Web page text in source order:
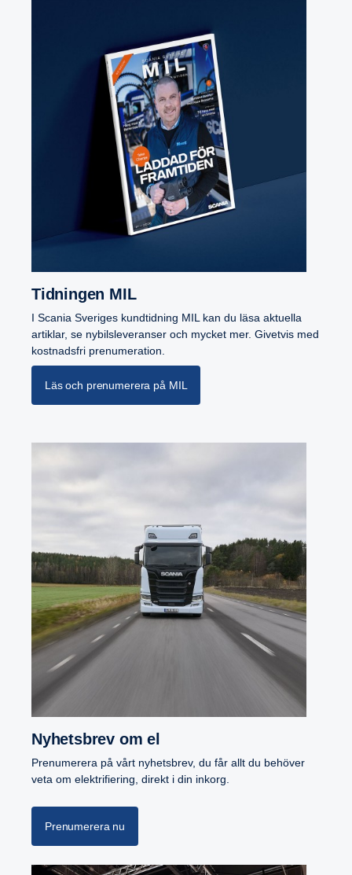
Tidningen MIL
I Scania Sveriges kundtidning MIL kan du läsa aktuella
artiklar, se nybilsleveranser och mycket mer. Givetvis med
kostnadsfri prenumeration.
Läs och prenumerera på MIL
Nyhets­brev om el
Prenumerera på vårt nyhetsbrev, du får allt du behöver
veta om elektrifiering, direkt i din inkorg.
Prenumerera nu